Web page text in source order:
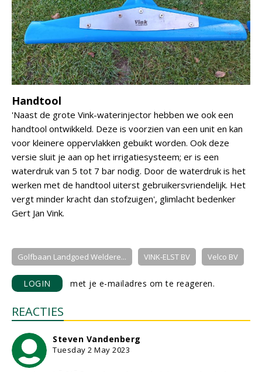
Handtool
'Naast de grote Vink-waterinjector hebben we ook een
handtool ontwikkeld. Deze is voorzien van een unit en kan
voor kleinere oppervlakken gebuikt worden. Ook deze
versie sluit je aan op het irrigatiesysteem; er is een
waterdruk van 5 tot 7 bar nodig. Door de waterdruk is het
werken met de handtool uiterst gebruikersvriendelijk. Het
vergt minder kracht dan stofzuigen', glimlacht bedenker
Gert Jan Vink.
Golfbaan Landgoed Weldere... VINK-ELST BV Velco BV
LOGIN met je e-mailadres om te reageren.
REACTIES
Steven Vandenberg
Tuesday 2 May 2023